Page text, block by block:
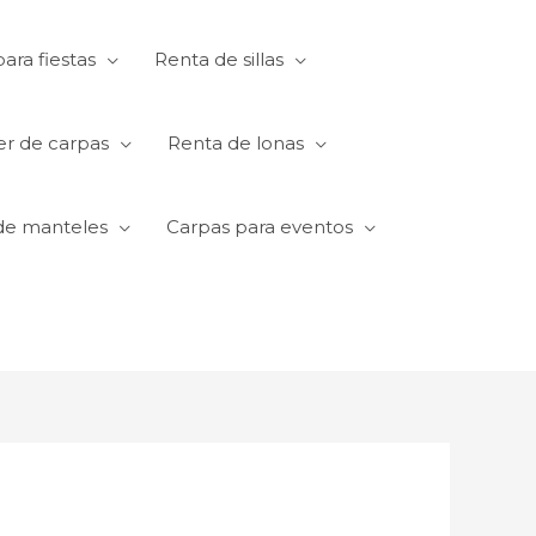
fiestas Renta de sillas
de carpas Renta de lonas
manteles Carpas para eventos